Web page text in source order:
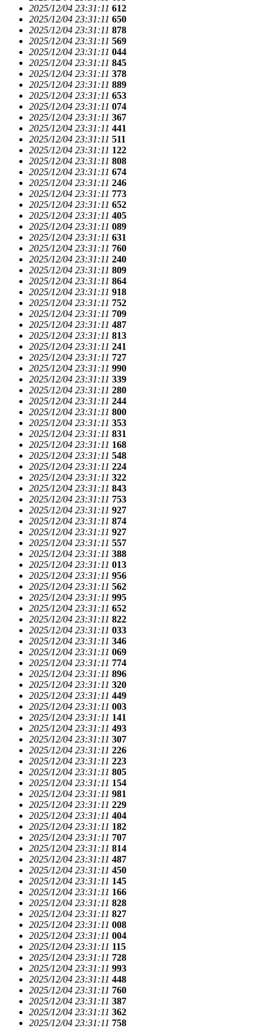
2025/12/04 23:31:11 612
2025/12/04 23:31:11 650
2025/12/04 23:31:11 878
2025/12/04 23:31:11 569
2025/12/04 23:31:11 044
2025/12/04 23:31:11 845
2025/12/04 23:31:11 378
2025/12/04 23:31:11 889
2025/12/04 23:31:11 653
2025/12/04 23:31:11 074
2025/12/04 23:31:11 367
2025/12/04 23:31:11 441
2025/12/04 23:31:11 511
2025/12/04 23:31:11 122
2025/12/04 23:31:11 808
2025/12/04 23:31:11 674
2025/12/04 23:31:11 246
2025/12/04 23:31:11 773
2025/12/04 23:31:11 652
2025/12/04 23:31:11 405
2025/12/04 23:31:11 089
2025/12/04 23:31:11 631
2025/12/04 23:31:11 760
2025/12/04 23:31:11 240
2025/12/04 23:31:11 809
2025/12/04 23:31:11 864
2025/12/04 23:31:11 918
2025/12/04 23:31:11 752
2025/12/04 23:31:11 709
2025/12/04 23:31:11 487
2025/12/04 23:31:11 813
2025/12/04 23:31:11 241
2025/12/04 23:31:11 727
2025/12/04 23:31:11 990
2025/12/04 23:31:11 339
2025/12/04 23:31:11 280
2025/12/04 23:31:11 244
2025/12/04 23:31:11 800
2025/12/04 23:31:11 353
2025/12/04 23:31:11 831
2025/12/04 23:31:11 168
2025/12/04 23:31:11 548
2025/12/04 23:31:11 224
2025/12/04 23:31:11 322
2025/12/04 23:31:11 843
2025/12/04 23:31:11 753
2025/12/04 23:31:11 927
2025/12/04 23:31:11 874
2025/12/04 23:31:11 927
2025/12/04 23:31:11 557
2025/12/04 23:31:11 388
2025/12/04 23:31:11 013
2025/12/04 23:31:11 956
2025/12/04 23:31:11 562
2025/12/04 23:31:11 995
2025/12/04 23:31:11 652
2025/12/04 23:31:11 822
2025/12/04 23:31:11 033
2025/12/04 23:31:11 346
2025/12/04 23:31:11 069
2025/12/04 23:31:11 774
2025/12/04 23:31:11 896
2025/12/04 23:31:11 320
2025/12/04 23:31:11 449
2025/12/04 23:31:11 003
2025/12/04 23:31:11 141
2025/12/04 23:31:11 493
2025/12/04 23:31:11 307
2025/12/04 23:31:11 226
2025/12/04 23:31:11 223
2025/12/04 23:31:11 805
2025/12/04 23:31:11 154
2025/12/04 23:31:11 981
2025/12/04 23:31:11 229
2025/12/04 23:31:11 404
2025/12/04 23:31:11 182
2025/12/04 23:31:11 707
2025/12/04 23:31:11 814
2025/12/04 23:31:11 487
2025/12/04 23:31:11 450
2025/12/04 23:31:11 145
2025/12/04 23:31:11 166
2025/12/04 23:31:11 828
2025/12/04 23:31:11 827
2025/12/04 23:31:11 008
2025/12/04 23:31:11 004
2025/12/04 23:31:11 115
2025/12/04 23:31:11 728
2025/12/04 23:31:11 993
2025/12/04 23:31:11 448
2025/12/04 23:31:11 760
2025/12/04 23:31:11 387
2025/12/04 23:31:11 362
2025/12/04 23:31:11 758